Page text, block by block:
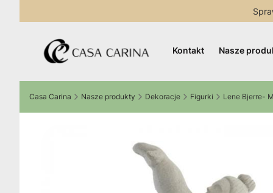
Kontakt Nasze
Casa Carina Nasze produkty Dekoracje Figurki Lene Bjerre-